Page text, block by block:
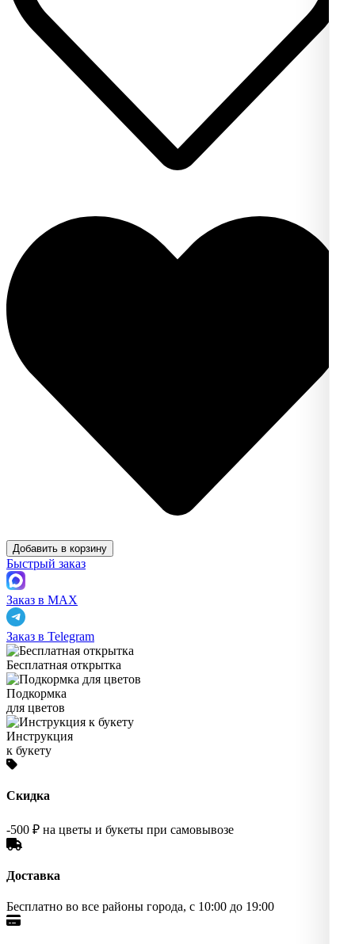
Добавить в корзину
Быстрый заказ
Заказ в MAX
Заказ в Telegram
Бесплатная открытка
Подкормка
для цветов
Инструкция
к букету
Скидка
-500 ₽ на цветы и букеты при самовывозе
Доставка
Бесплатно во все районы города, с 10:00 до 19:00